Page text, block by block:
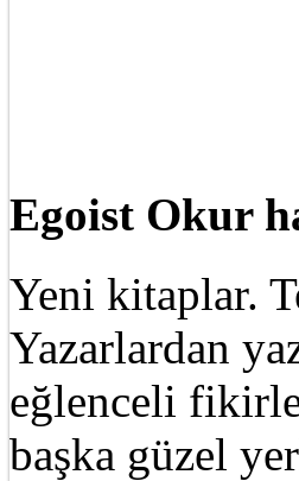
Egoist Okur
Yeni kitaplar.
Yazarlardan
eğlenceli
başka güzel